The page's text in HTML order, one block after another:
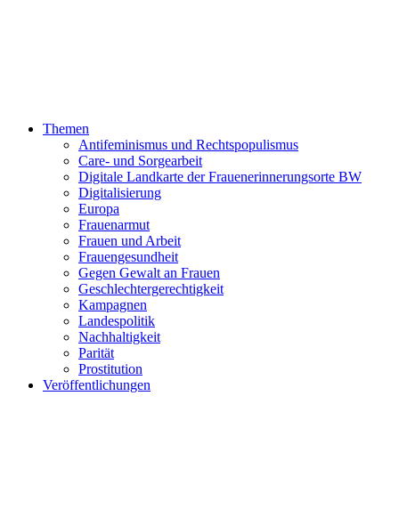
Themen
Antifeminismus und Rechtspopulismus
Care- und Sorgearbeit
Digitale Landkarte der Frauenerinnerungsorte BW
Digitalisierung
Europa
Frauenarmut
Frauen und Arbeit
Frauengesundheit
Gegen Gewalt an Frauen
Geschlechtergerechtigkeit
Kampagnen
Landespolitik
Nachhaltigkeit
Parität
Prostitution
Veröffentlichungen